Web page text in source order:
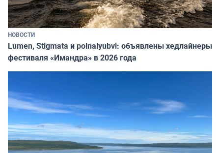
НОВОСТИ
Lumen, Stigmata и polnalyubvi: объявлены хедлайнеры
фестиваля «Имандра» в 2026 года